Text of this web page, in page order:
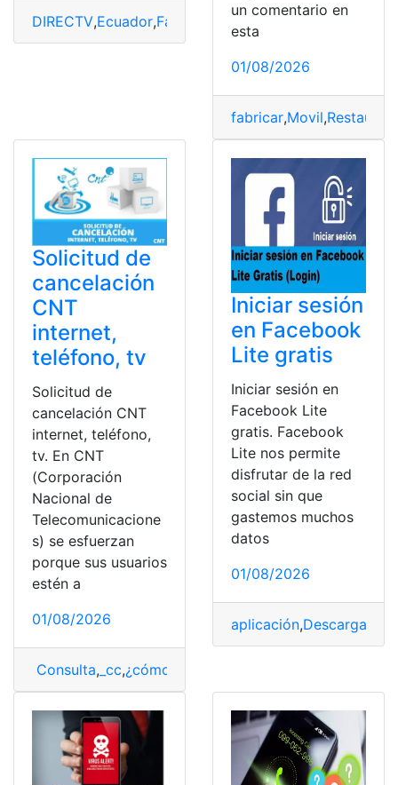
DIRECTV,Ecuador,Facturas Suscripción Televisión
un comentario en
esta
01/08/2026
fabricar,Movil,Restaurar
Solicitud de
cancelación
CNT
internet,
teléfono, tv
Solicitud de
cancelación CNT
internet, teléfono,
tv. En CNT
(Corporación
Nacional de
Telecomunicacione
s) se esfuerzan
porque sus usuarios
estén a
01/08/2026
Consulta, _cc,¿cómo lo hago?
Iniciar sesión
en Facebook
Lite gratis
Iniciar sesión en
Facebook Lite
gratis. Facebook
Lite nos permite
disfrutar de la red
social sin que
gastemos muchos
datos
01/08/2026
aplicación,Descargar